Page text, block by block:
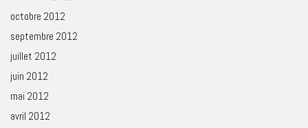
octobre 2012
septembre 2012
juillet 2012
juin 2012
mai 2012
avril 2012